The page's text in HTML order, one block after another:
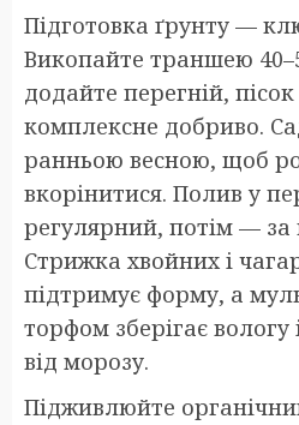
Підготовка ґрунту —
Викопайте траншею
додайте перегній,
комплексне добриво.
ранньою весною, щоб
вкорінитися. Полив у
регулярний, потім — за
Стрижка хвойних і
підтримує форму, а
торфом зберігає вологу
від морозу.
Підживлюйте